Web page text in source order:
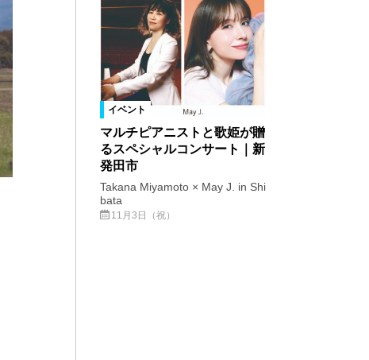
イベント
マルチピアニストと歌姫が贈
るスペシャルコンサート｜新
発田市
Takana Miyamoto × May J. in Shi
bata
11月3日（祝）